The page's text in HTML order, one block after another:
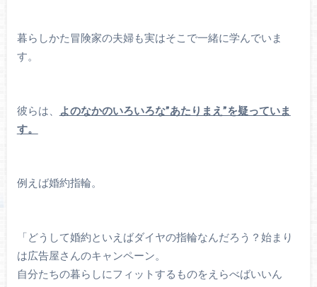
暮らしかた冒険家の夫婦も実はそこで一緒に学んでいま
す。
彼らは、
よのなかのいろいろな”あたりまえ”を疑っていま
す。
例えば婚約指輪。
「どうして婚約といえばダイヤの指輪なんだろう？始まり
は広告屋さんのキャンペーン。
自分たちの暮らしにフィットするものをえらべばいいん